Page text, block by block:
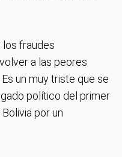
los fraudes
a las peores
un muy triste que se
político del primer
por un